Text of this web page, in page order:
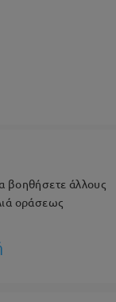
βοηθήσετε άλλους
οράσεως